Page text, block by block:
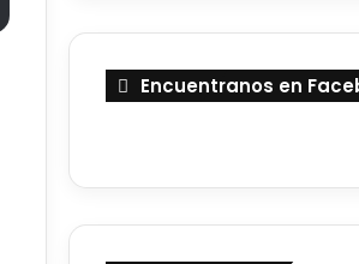
Encuentranos en